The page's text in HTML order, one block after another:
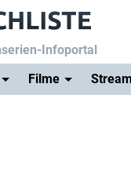
Infoportal
Filme